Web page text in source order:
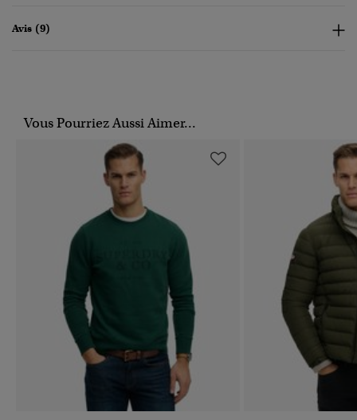
Avis (9)
Vous Pourriez Aussi Aimer...